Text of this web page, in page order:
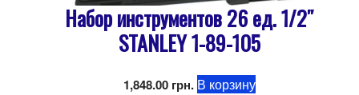
Набор инструментов 26 ед. 1/2″
STANLEY 1-89-105
1,848.00 грн. В корзину